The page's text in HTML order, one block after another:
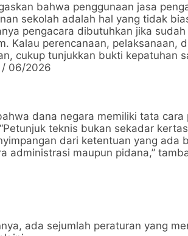
bahwa penggunaan jasa
sekolah adalah hal yang tidak
pengacara dibutuhkan jika
Kalau perencanaan, pelaksanaan,
cukup tunjukkan bukti kepatuhan
/ 06/2026
dana negara memiliki tata
teknis bukan sekadar
dari ketentuan yang ada
administrasi maupun pidana,”
ada sejumlah peraturan yang